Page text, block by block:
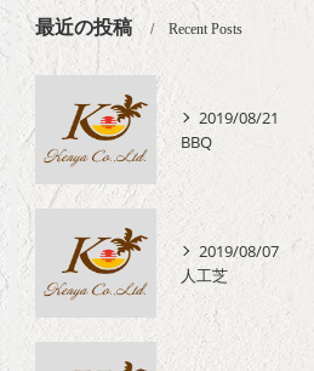
最近の投稿 Recent Posts
2019/08/21
BBQ
2019/08/07
人工芝